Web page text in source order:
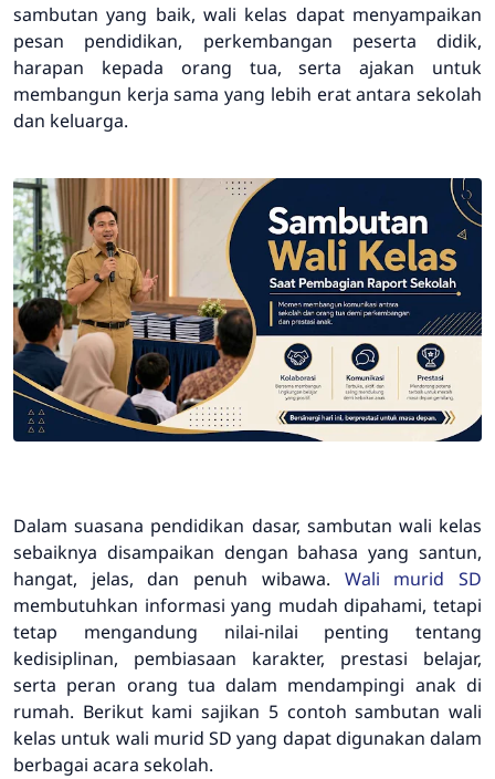
sambutan yang baik, wali kelas dapat menyampaikan
pesan pendidikan, perkembangan peserta didik,
harapan kepada orang tua, serta ajakan untuk
membangun kerja sama yang lebih erat antara sekolah
dan keluarga.
Dalam suasana pendidikan dasar, sambutan wali kelas
sebaiknya disampaikan dengan bahasa yang santun,
hangat, jelas, dan penuh wibawa. Wali murid SD
membutuhkan informasi yang mudah dipahami, tetapi
tetap mengandung nilai-nilai penting tentang
kedisiplinan, pembiasaan karakter, prestasi belajar,
serta peran orang tua dalam mendampingi anak di
rumah. Berikut kami sajikan 5 contoh sambutan wali
kelas untuk wali murid SD yang dapat digunakan dalam
berbagai acara sekolah.